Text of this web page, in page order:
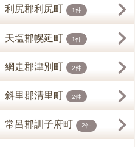
利尻郡利尻町 1件
天塩郡幌延町 1件
網走郡津別町 2件
斜里郡清里町 2件
常呂郡訓子府町 2件